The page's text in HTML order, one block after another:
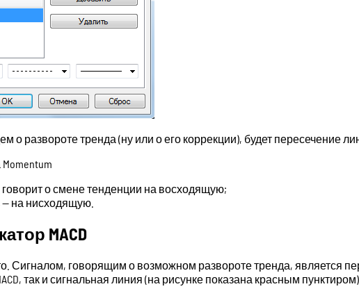
о развороте тренда (ну или о его коррекции), будет пересечение
о смене тенденции на восходящую;
на нисходящую.
MACD
Сигналом, говорящим о возможном развороте тренда, является
так и сигнальная линия (на рисунке показана красным пунктиром).